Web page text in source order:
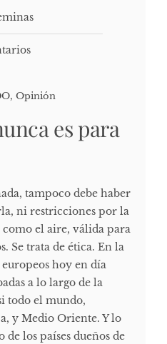
, Opinión
es para
tampoco debe haber
ni restricciones por la
el aire, válida para
Se trata de ética. En la
hoy en día
a lo largo de la
todo el mundo,
y Medio Oriente. Y lo
de los países dueños de